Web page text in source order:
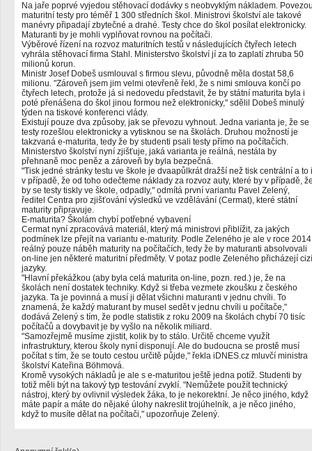
Na jaře poprvé vyjedou stěhovací dodávky s neobvyklým nákladem.
maturitní testy pro téměř 1 300 středních škol. Ministrovi školství ale takové
manévry připadají zbytečné a drahé. Testy chce do škol posílat elektronicky.
Maturanti by je mohli vyplňovat rovnou na počítači.
Výběrové řízení na rozvoz maturitních testů v následujících čtyřech letech
vyhrála stěhovací firma Stahl. Ministerstvo školství jí za to zaplatí zhruba 50
milionů korun.
Ministr Josef Dobeš usmlouval s firmou slevu, původně měla dostat 58,6
milionu. "Zároveň jsem jim velmi otevřeně řekl, že s nimi smlouva končí po
čtyřech letech, protože já si nedovedu představit, že by státní maturita byla i
poté přenášena do škol jinou formou než elektronicky," sdělil Dobeš minulý
týden na tiskové konferenci vlády.
Existují pouze dva způsoby, jak se převozu vyhnout. Jedna varianta je, že se
testy rozešlou elektronicky a vytisknou se na školách. Druhou možností je
takzvaná e-maturita, tedy že by studenti psali testy přímo na počítačích.
Ministerstvo školství nyní zjišťuje, jaká varianta je reálná, nestála by
přehnaně moc peněz a zároveň by byla bezpečná.
"Tisk jedné stránky testu ve škole je dvaapůlkrát dražší než tisk centrální a to i
v případě, že od toho odečteme náklady za rozvoz auty, které by v případě,
by se testy tiskly ve škole, odpadly," odmítá první variantu Pavel Zelený,
ředitel Centra pro zjišťování výsledků ve vzdělávání (Cermat), které státní
maturity připravuje.
E-maturita? Školám chybí potřebné vybavení
Cermat nyní zpracovává materiál, který má ministrovi přiblížit, za jakých
podmínek lze přejít na variantu e-maturity. Podle Zeleného je ale v roce 2014
reálný pouze náběh maturity na počítačích, tedy že by maturanti absolvovali
on-line jen některé maturitní předměty. V potaz podle Zeleného přicházejí cizí
jazyky.
"Hlavní překážkou (aby byla celá maturita on-line, pozn. red.) je, že na
školách není dostatek techniky. Když si třeba vezmete zkoušku z českého
jazyka. Ta je povinná a musí ji dělat všichni maturanti v jednu chvíli. To
znamená, že každý maturant by musel sedět v jednu chvíli u počítače,"
dodává Zelený s tím, že podle statistik z roku 2009 na školách chybí 70 tisíc
počítačů a dovybavit je by vyšlo na několik miliard.
"Samozřejmě musíme zjistit, kolik by to stálo. Určitě chceme využít
infrastruktury, kterou školy nyní disponují. Ale do budoucna se prostě musí
počítat s tím, že se touto cestou určitě půjde," řekla iDNES.cz mluvčí ministra
školství Kateřina Böhmová.
Kromě vysokých nákladů je ale s e-maturitou ještě jedna potíž. Studenti by
totiž měli být na takový typ testování zvyklí. "Nemůžete použít technický
nástroj, který by ovlivnil výsledek žáka, to je nekorektní. Je něco jiného, když
máte papír a máte do nějaké úlohy nakreslit trojúhelník, a je něco jiného,
když to musíte dělat na počítači," upozorňuje Zelený.